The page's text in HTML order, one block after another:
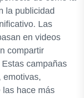
la publicidad
Las
en videos
compartir
campañas
emotivas,
las hace más